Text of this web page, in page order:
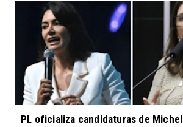
PL oficializa candidaturas de